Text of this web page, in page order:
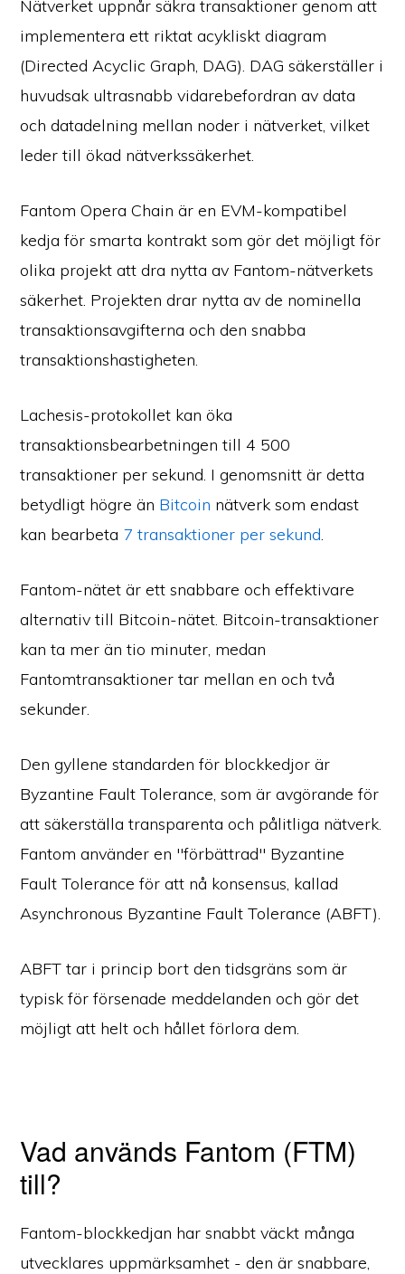
Nätverket uppnår säkra transaktioner genom att
implementera ett riktat acykliskt diagram
(Directed Acyclic Graph, DAG). DAG säkerställer i
huvudsak ultrasnabb vidarebefordran av data
och datadelning mellan noder i nätverket, vilket
leder till ökad nätverkssäkerhet.
Fantom Opera Chain är en EVM-kompatibel
kedja för smarta kontrakt som gör det möjligt för
olika projekt att dra nytta av Fantom-nätverkets
säkerhet. Projekten drar nytta av de nominella
transaktionsavgifterna och den snabba
transaktionshastigheten.
Lachesis-protokollet kan öka
transaktionsbearbetningen till 4 500
transaktioner per sekund. I genomsnitt är detta
betydligt högre än Bitcoin nätverk som endast
kan bearbeta 7 transaktioner per sekund.
Fantom-nätet är ett snabbare och effektivare
alternativ till Bitcoin-nätet. Bitcoin-transaktioner
kan ta mer än tio minuter, medan
Fantomtransaktioner tar mellan en och två
sekunder.
Den gyllene standarden för blockkedjor är
Byzantine Fault Tolerance, som är avgörande för
att säkerställa transparenta och pålitliga nätverk.
Fantom använder en "förbättrad" Byzantine
Fault Tolerance för att nå konsensus, kallad
Asynchronous Byzantine Fault Tolerance (ABFT).
ABFT tar i princip bort den tidsgräns som är
typisk för försenade meddelanden och gör det
möjligt att helt och hållet förlora dem.
Vad används Fantom (FTM)
till?
Fantom-blockkedjan har snabbt väckt många
utvecklares uppmärksamhet - den är snabbare,